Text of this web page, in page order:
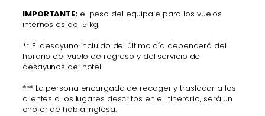
IMPORTANTE:el peso del equipaje para los vuelos
internos es de 15 kg.
** El desayuno incluido del último día dependerá del
horario del vuelo de regreso y del servicio de
desayunos del hotel.
*** La persona encargada de recoger y trasladar a los
clientes a los lugares descritos en el itinerario, será un
chófer de habla inglesa.